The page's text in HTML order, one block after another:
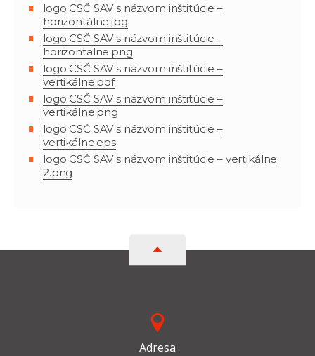
logo CSČ SAV s názvom inštitúcie –
horizontálne.jpg
logo CSČ SAV s názvom inštitúcie –
horizontalne.png
logo CSČ SAV s názvom inštitúcie –
vertikálne.pdf
logo CSČ SAV s názvom inštitúcie –
vertikálne.png
logo CSČ SAV s názvom inštitúcie –
vertikálne.eps
logo CSČ SAV s názvom inštitúcie – vertikálne
2.png
Adresa